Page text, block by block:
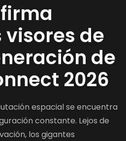
de
de
2026
espacial se encuentra
constante. Lejos de
los gigantes